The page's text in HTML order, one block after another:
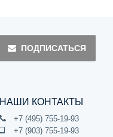
ПОДПИСАТЬСЯ
НАШИ КОНТАКТЫ
+7 (495) 755-19-93
+7 (903) 755-19-93